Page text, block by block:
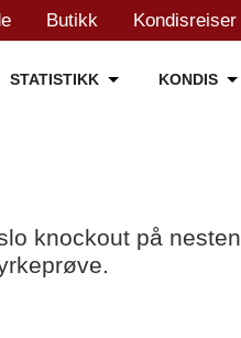
Butikk Kondisreiser
STATISTIKK KONDIS
knockout på nesten